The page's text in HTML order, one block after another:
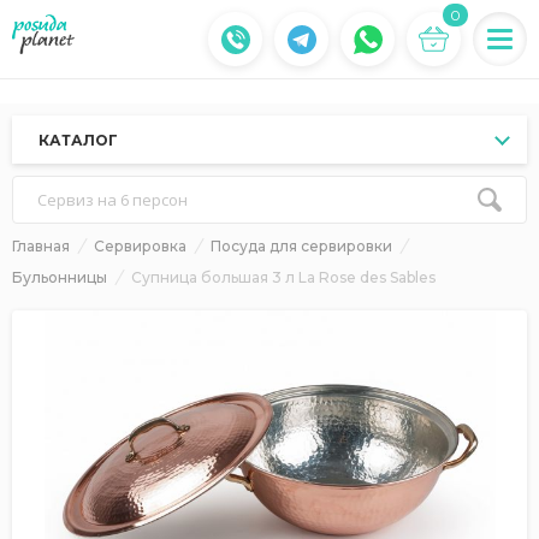
0
КАТАЛОГ
Сервиз на 6 персон
Главная Сервировка
Посуда для сервировки
Бульонницы
Супница большая 3 л La Rose des Sables